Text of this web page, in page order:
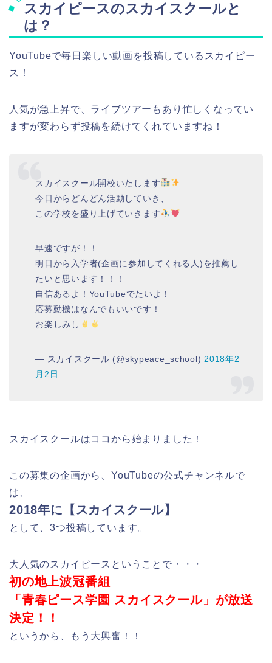
スカイピースのスカイスクールと
は？
YouTubeで毎日楽しい動画を投稿しているスカイピー
ス！
人気が急上昇で、ライブツアーもあり忙しくなってい
ますが変わらず投稿を続けてくれていますね！
スカイスクール開校いたします
今日からどんどん活動していき、
この学校を盛り上げていきます
早速ですが！！
明日から入学者(企画に参加してくれる人)を推薦し
たいと思います！！！
自信あるよ！YouTubeでたいよ！
応募動機はなんでもいいです！
お楽しみし
— スカイスクール (@skypeace_school) 2018年2
月2日
スカイスクールはココから始まりました！
この募集の企画から、YouTubeの公式チャンネルで
は、
2018年に【スカイスクール】
として、3つ投稿しています。
大人気のスカイピースということで・・・
初の地上波冠番組
「青春ピース学園 スカイスクール」が放送
決定！！
というから、もう大興奮！！